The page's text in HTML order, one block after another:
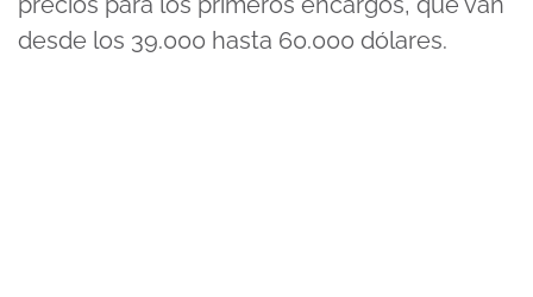
desde los 39.000 hasta 60.000 dólares.